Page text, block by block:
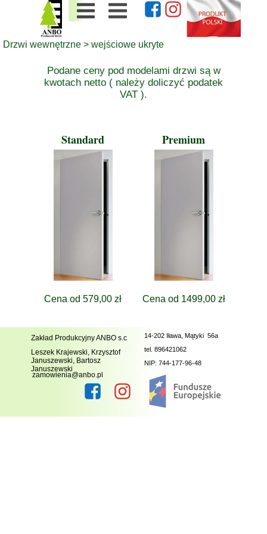
Drzwi wewnętrzne > wejściowe ukryte
Podane ceny pod modelami drzwi są w
kwotach netto ( należy doliczyć podatek
VAT ).
Cena od 1499,00 zł
Premium
Cena od 579,00 zł
Standard
14-202 Iława, Mątyki 56a
tel. 896421062
NIP: 744-177-96-48
Zakład Produkcyjny ANBO s.c
Leszek Krajewski, Krzysztof
Januszewski, Bartosz
Januszewski
zamowienia@anbo.pl